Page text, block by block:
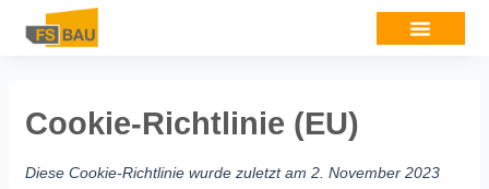
Cookie-Richtlinie (EU)
Diese Cookie-Richtlinie wurde zuletzt am 2. November 2023